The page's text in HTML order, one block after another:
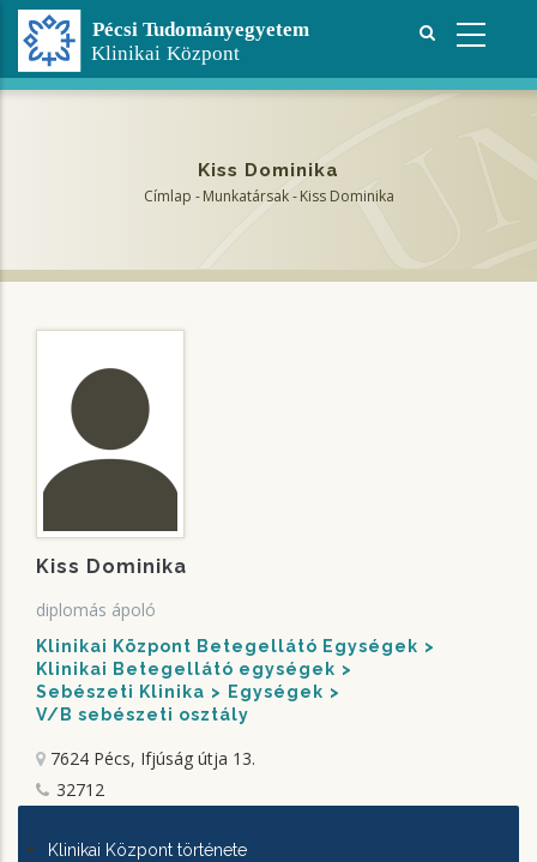
Ugrás
tartalomra
Kiss Dominika
Címlap - Munkatársak - Kiss Dominika
Kiss Dominika
diplomás ápoló
Klinikai Központ Betegellátó Egységek
Klinikai Betegellátó egységek
Sebészeti Klinika
Egységek
V/B sebészeti osztály
7624 Pécs, Ifjúság útja 13.
32712
KLINIKAI
Klinikai Központ története